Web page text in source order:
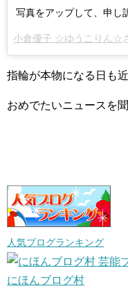
写真をアップして、申し
小倉優子 ☆ゆうこりん☆
指輪が本物になる日も
おめでたいニュースを
人気ブログランキング
にほんブログ村